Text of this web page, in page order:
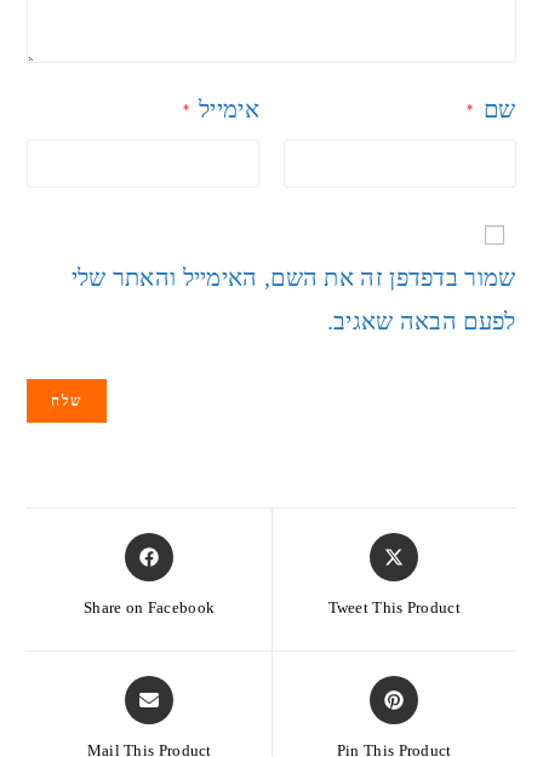
שם * אימייל *
שמור בדפדפן זה את השם, האימייל והאתר שלי
לפעם הבאה שאגיב.
Tweet This Product
Share on Facebook
Pin This Product
Mail This Product